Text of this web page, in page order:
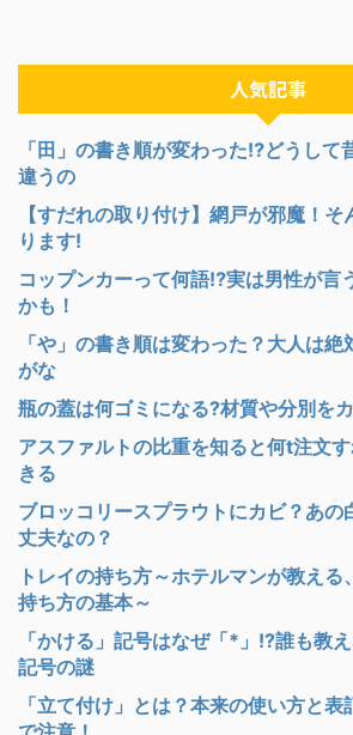
人気記事
「田」の書き順が変わった⁉︎どうして
違うの
【すだれの取り付け】網戸が邪魔！
ります!
コップンカーって何語⁉︎実は男性が言
かも！
「や」の書き順は変わった？大人は
がな
瓶の蓋は何ゴミになる?材質や分別を
アスファルトの比重を知ると何t注文
きる
ブロッコリースプラウトにカビ？あの
丈夫なの？
トレイの持ち方～ホテルマンが教える
持ち方の基本～
「かける」記号はなぜ「*」!?誰も教
記号の謎
「立て付け」とは？本来の使い方と